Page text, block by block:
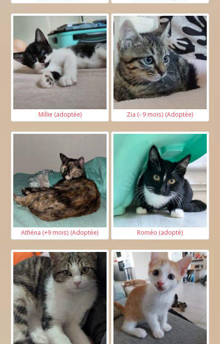
Millie (adoptée) Zia (- 9 mois) (Adoptée)
Athéna (+9 mois) (Adoptée) Roméo (adopté)